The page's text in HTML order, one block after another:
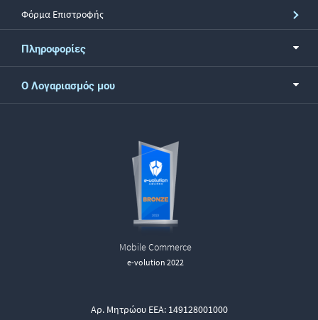
Φόρμα Επιστροφής
Πληροφορίες
Ο Λογαριασμός μου
Mobile Commerce
e-volution 2022
Αρ. Μητρώου ΕΕΑ: 149128001000